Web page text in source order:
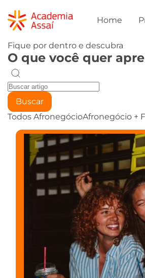
Home
Fique por dentro e descubra
O que você quer
Buscar
Todos AfronegócioAfronegócio +